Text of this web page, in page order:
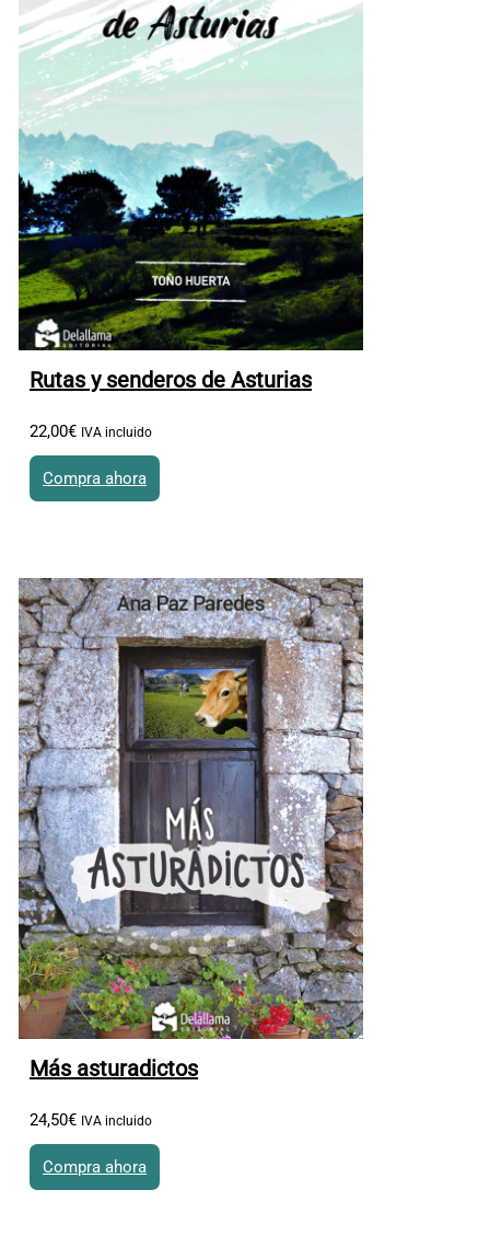
Rutas y senderos de Asturias
22,00€ IVA incluido
Compra ahora
Más asturadictos
24,50€ IVA incluido
Compra ahora